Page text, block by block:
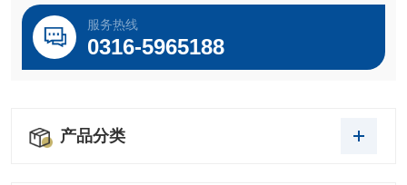
服务热线
0316-5965188
产品分类